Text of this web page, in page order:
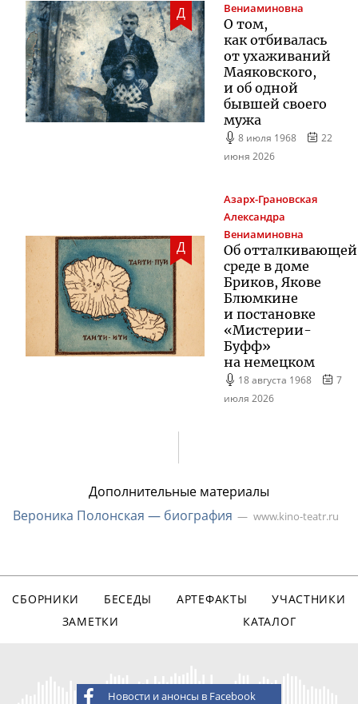
Д
Вениаминовна
О том,
как отбивалась
от ухаживаний
Маяковского,
и об одной
бывшей своего
мужа
8 июля 1968
22
июня 2026
Д
Азарх-Грановская
Александра
Вениаминовна
Об отталкивающей
среде в доме
Бриков, Якове
Блюмкине
и постановке
«Мистерии-
Буфф»
на немецком
18 августа 1968
7
июля 2026
Дополнительные материалы
Вероника Полонская — биография
www.kino-teatr.ru
СБОРНИКИ БЕСЕДЫ АРТЕФАКТЫ
УЧАСТНИКИ
ЗАМЕТКИ
КАТАЛОГ
Новости и анонсы в Facebook